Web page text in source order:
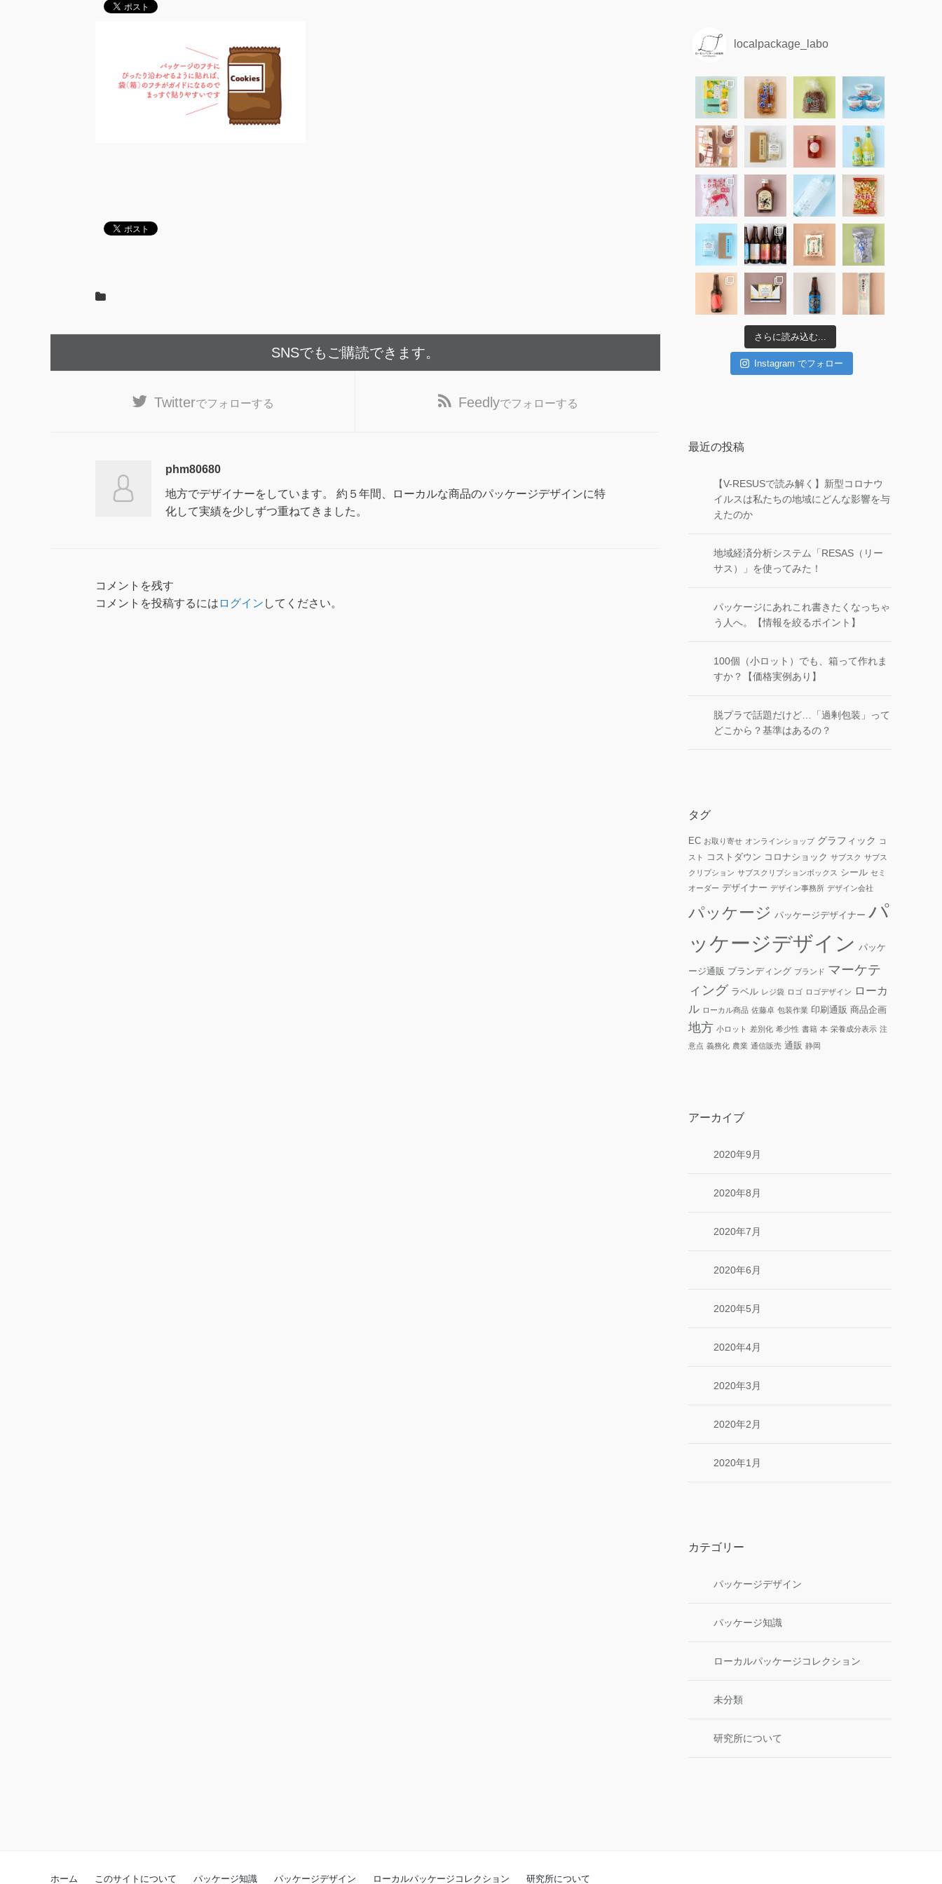
SNSでもご購読できます。
Twitterでフォローする Feedlyでフォローする
phm80680
地方でデザイナーをしています。 約５年間、ローカルな商品のパッケージデザインに特
化して実績を少しずつ重ねてきました。
コメントを残す
コメントを投稿するには ログイン してください。
localpackage_labo
さらに読み込む...
Instagram でフォロー
最近の投稿
【V-RESUSで読み解く】新型コロナウ
イルスは私たちの地域にどんな影響を与
えたのか
地域経済分析システム「RESAS（リー
サス）」を使ってみた！
パッケージにあれこれ書きたくなっちゃ
う人へ。【情報を絞るポイント】
100個（小ロット）でも、箱って作れま
すか？【価格実例あり】
脱プラで話題だけど…「過剰包装」って
どこから？基準はあるの？
タグ
EC お取り寄せ オンラインショップ グラフィック
コ
スト
コストダウン コロナショック サブスク サブス
クリプション サブスクリプションボックス シール セミ
オーダー デザイナー デザイン事務所 デザイン会社
パッケージ パッケージデザイナー パ
ッケージデザイン パッケ
ージ通販 ブランディング ブランド マーケテ
ィング ラベル レジ袋 ロゴ ロゴデザイン
ローカ
ル ローカル商品 佐藤卓 包装作業 印刷通販 商品企画
地方 小ロット 差別化 希少性 書籍 本 栄養成分表示 注
意点 義務化 農業 通信販売 通販 静岡
アーカイブ
2020年9月
2020年8月
2020年7月
2020年6月
2020年5月
2020年4月
2020年3月
2020年2月
2020年1月
カテゴリー
パッケージデザイン
パッケージ知識
ローカルパッケージコレクション
未分類
研究所について
ホーム このサイトについて パッケージ知識 パッケージデザイン ローカルパッケージコレクション 研究所について